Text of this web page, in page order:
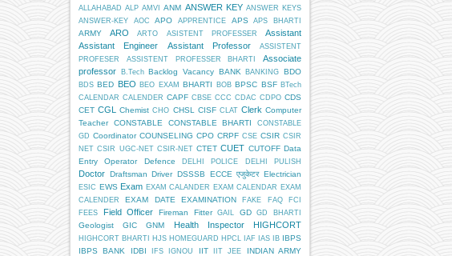
ALLAHABAD ALP AMVI ANM ANSWER KEY ANSWER KEYS
ANSWER-KEY
AOC APO APPRENTICE APS APS BHARTI
ARMY ARO ARTO ASISTENT PROFESSER
Assistant
Assistant Engineer
Assistant Professor
ASSISTENT
PROFESER
ASSISTENT PROFESSER BHARTI
Associate
professor
B.Tech Backlog Vacancy BANK BANKING BDO
BDS BED BEO BEO EXAM BHARTI BOB BPSC BSF BTech
CALENDAR CALENDER CAPF CBSE CCC CDAC CDPO CDS
CET CGL Chemist CHO CHSL CISF CLAT Clerk Computer
Teacher
CONSTABLE CONSTABLE BHARTI
CONSTABLE
GD Coordinator COUNSELING CPO CRPF CSE CSIR CSIR
NET CSIR UGC-NET CSIR-NET CTET CUET CUTOFF Data
Entry Operator
Defence DELHI POLICE DELHI PULISH
Doctor Draftsman Driver DSSSB ECCE एजुकेटर Electrician
ESIC EWS Exam EXAM CALANDER EXAM CALENDAR EXAM
CALENDER
EXAM DATE EXAMINATION FAKE FAQ
FCI
FEES
Field Officer Fireman Fitter GAIL GD GD BHARTI
Geologist GIC GNM Health Inspector HIGHCORT
HIGHCORT BHARTI HJS HOMEGUARD HPCL IAF IAS IB IBPS
IBPS BANK
IDBI IFS IGNOU IIT IIT JEE INDIAN ARMY